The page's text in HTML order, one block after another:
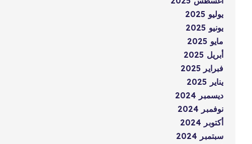
يوليو 2025
يونيو 2025
مايو 2025
أبريل 2025
فبراير 2025
يناير 2025
ديسمبر 2024
نوفمبر 2024
أكتوبر 2024
سبتمبر 2024